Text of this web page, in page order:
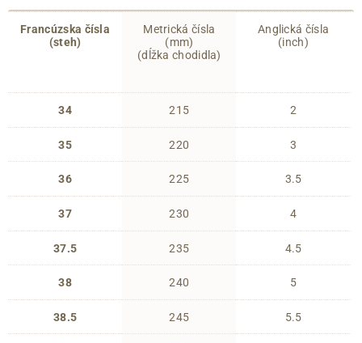
Francúzska čísla
(steh)
34
35
36
37
37.5
38
38.5
Metrická čísla
(mm)
(dĺžka chodidla)
215
220
225
230
235
240
245
Anglická čísla
(inch)
2
3
3.5
4
4.5
5
5.5